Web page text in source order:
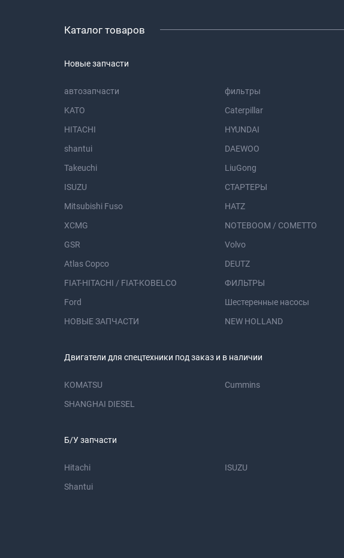
Каталог товаров
Новые запчасти
автозапчасти фильтры
KATO
Caterpillar
HITACHI
HYUNDAI
shantui
DAEWOO
Takeuchi
LiuGong
ISUZU
СТАРТЕРЫ
Mitsubishi Fuso
HATZ
XCMG
NOTEBOOM / COMETTO
GSR
Volvo
Atlas Copco
DEUTZ
FIAT-HITACHI / FIAT-KOBELCO
ФИЛЬТРЫ
Ford
Шестеренные насосы
НОВЫЕ ЗАПЧАСТИ
NEW HOLLAND
Двигатели для спецтехники под заказ и в наличии
KOMATSU Cummins
SHANGHAI DIESEL
Б/У запчасти
Hitachi ISUZU
Shantui